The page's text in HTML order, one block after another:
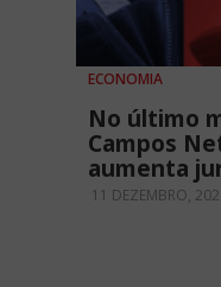
ECONOMIA
No último
Campos
aumenta
11 DEZEMBRO,